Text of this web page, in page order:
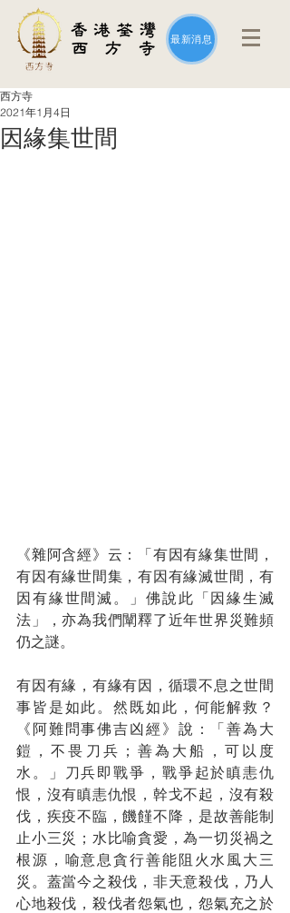
最新消息
因緣集世間
西方寺
2021年1月4日
《雜阿含經》云：「有因有緣集世間，
有因有緣世間集，有因有緣滅世間，有
因有緣世間滅。」佛說此「因緣生滅
法」，亦為我們闡釋了近年世界災難頻
仍之謎。
有因有緣，有緣有因，循環不息之世間
事皆是如此。然既如此，何能解救？
《阿難問事佛吉凶經》說：「善為大
鎧，不畏刀兵；善為大船，可以度
水。」刀兵即戰爭，戰爭起於瞋恚仇
恨，沒有瞋恚仇恨，幹戈不起，沒有殺
伐，疾疫不臨，饑饉不降，是故善能制
止小三災；水比喻貪愛，為一切災禍之
根源，喻意息貪行善能阻火水風大三
災。蓋當今之殺伐，非天意殺伐，乃人
心地殺伐，殺伐者怨氣也，怨氣充之於